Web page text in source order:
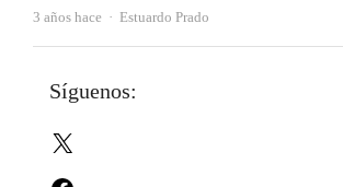
3 años hace Autor
Estuardo Prado
Síguenos: